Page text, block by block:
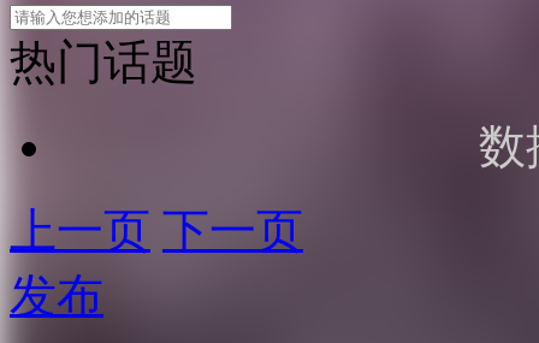
热门话题
数
上一页 下一页
发布